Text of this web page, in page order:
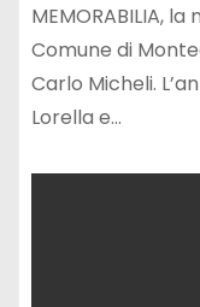
MEMORABILIA,
Comune di
Carlo Micheli.
Lorella e…